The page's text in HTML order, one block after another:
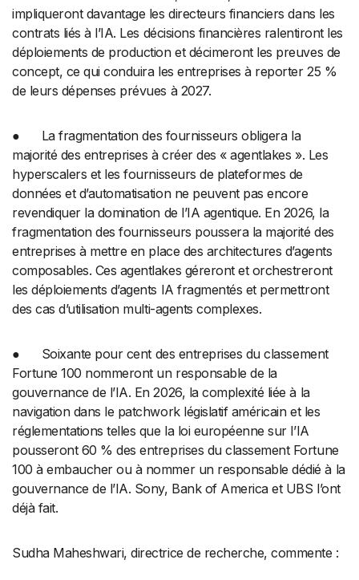
impliqueront davantage les directeurs financiers dans les
contrats liés à l’IA. Les décisions financières ralentiront les
déploiements de production et décimeront les preuves de
concept, ce qui conduira les entreprises à reporter 25 %
de leurs dépenses prévues à 2027.
● La fragmentation des fournisseurs obligera la
majorité des entreprises à créer des « agentlakes ». Les
hyperscalers et les fournisseurs de plateformes de
données et d’automatisation ne peuvent pas encore
revendiquer la domination de l’IA agentique. En 2026, la
fragmentation des fournisseurs poussera la majorité des
entreprises à mettre en place des architectures d’agents
composables. Ces agentlakes géreront et orchestreront
les déploiements d’agents IA fragmentés et permettront
des cas d’utilisation multi-agents complexes.
● Soixante pour cent des entreprises du classement
Fortune 100 nommeront un responsable de la
gouvernance de l’IA. En 2026, la complexité liée à la
navigation dans le patchwork législatif américain et les
réglementations telles que la loi européenne sur l’IA
pousseront 60 % des entreprises du classement Fortune
100 à embaucher ou à nommer un responsable dédié à la
gouvernance de l’IA. Sony, Bank of America et UBS l’ont
déjà fait.
Sudha Maheshwari, directrice de recherche, commente :